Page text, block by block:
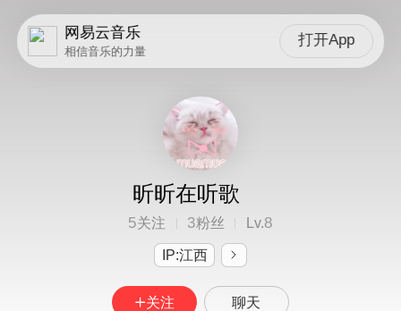
网易云音乐
相信音乐的力量
打开App
昕昕在听歌
5关注 3粉丝 Lv.8
IP:江西
关注 聊天